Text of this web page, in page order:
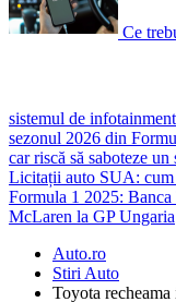
Ce
sistemul de
sezonul 2026 din
car riscă să saboteze
Licitații auto SUA: cum
Formula 1 2025:
McLaren la GP Ungaria
Auto.ro
Stiri Auto
Toyota